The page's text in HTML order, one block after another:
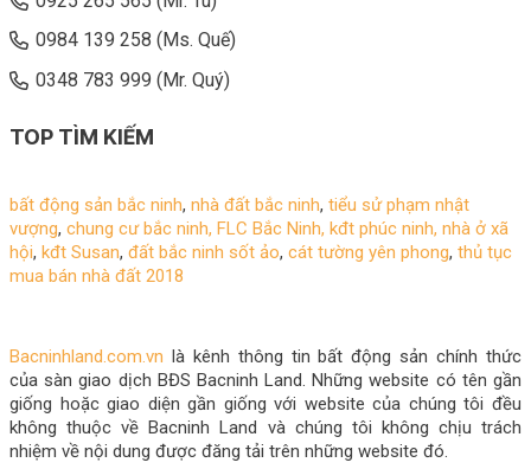
0984 139 258 (Ms. Quế)
0348 783 999 (Mr. Quý)
TOP TÌM KIẾM
bất động sản bắc ninh, nhà đất bắc ninh, tiểu sử phạm nhật
vượng, chung cư bắc ninh, FLC Bắc Ninh, kđt phúc ninh, nhà ở xã
hội, kđt Susan, đất bắc ninh sốt ảo, cát tường yên phong, thủ tục
mua bán nhà đất 2018
Bacninhland.com.vn là kênh thông tin bất động sản chính thức
của sàn giao dịch BĐS Bacninh Land. Những website có tên gần
giống hoặc giao diện gần giống với website của chúng tôi đều
không thuộc về Bacninh Land và chúng tôi không chịu trách
nhiệm về nội dung được đăng tải trên những website đó.